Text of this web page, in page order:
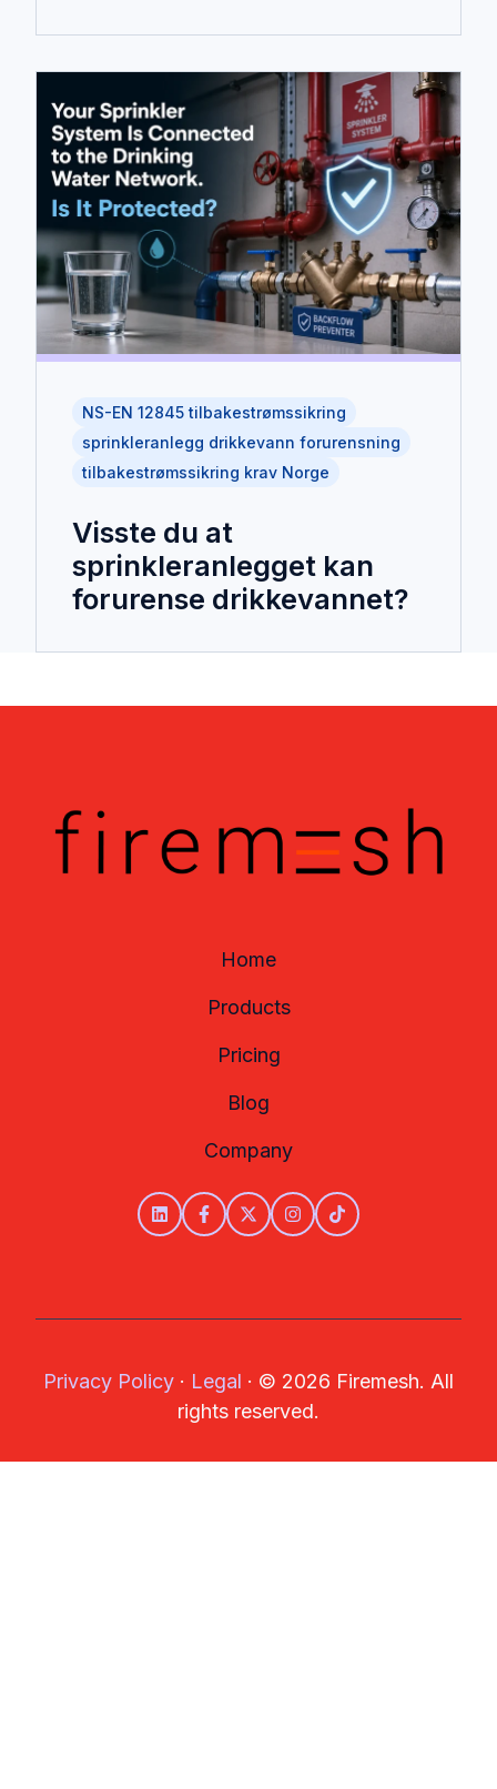
NS-EN 12845 tilbakestrømssikring
sprinkleranlegg drikkevann forurensning
tilbakestrømssikring krav Norge
Visste du at
sprinkleranlegget kan
forurense drikkevannet?
Home
Products
Pricing
Blog
Company
Privacy Policy · Legal · © 2026 Firemesh. All
rights reserved.